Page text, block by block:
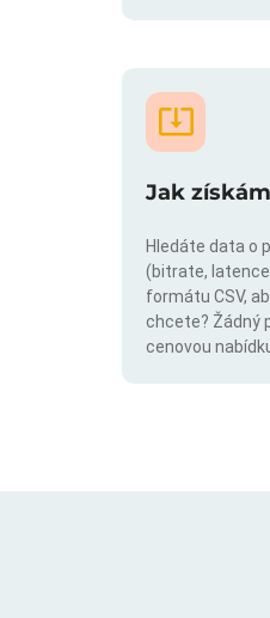
Jak
Hledáte data o
(bitrate,
formátu CSV,
chcete? Žádný
cenovou